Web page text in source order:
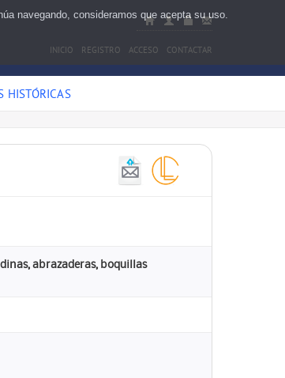
INICIO REGISTRO ACCESO CONTACTAR
HISTÓRICAS
abrazaderas, boquillas
navegando, consideramos que acepta su uso.